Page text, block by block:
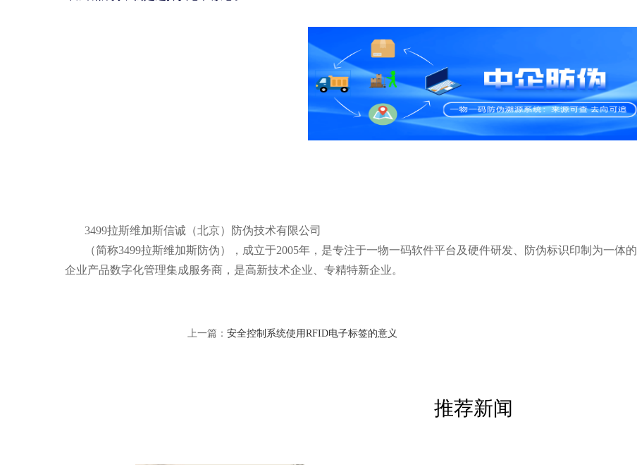
3499拉斯维加斯信诚（北京）防伪技术有限公司
（简称3499拉斯维加斯防伪），成立于2005年，是专注于一物一码软件平台及硬件研发、防伪标识印制为一体的
企业产品数字化管理集成服务商，是高新技术企业、专精特新企业。
上一篇： 安全控制系统使用RFID电子标签的意义
推荐新闻